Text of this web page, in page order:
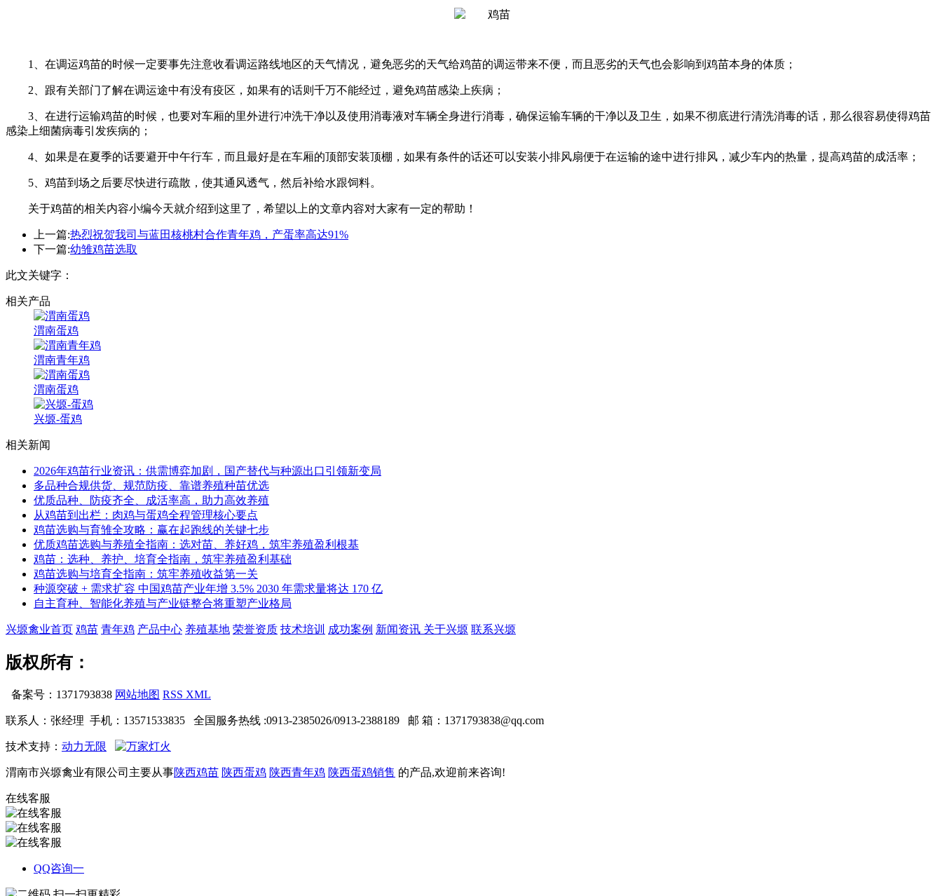
1、在调运鸡苗的时候一定要事先注意收看调运路线地区的天气情况，避免恶劣的天气给鸡苗的调运带来不便，而且恶劣的天气也会影响到鸡苗本身的体质；
2、跟有关部门了解在调运途中有没有疫区，如果有的话则千万不能经过，避免鸡苗感染上疾病；
3、在进行运输鸡苗的时候，也要对车厢的里外进行冲洗干净以及使用消毒液对车辆全身进行消毒，确保运输车辆的干净以及卫生，如果不彻底进行清洗消毒的话，那么很容易使得鸡苗
感染上细菌病毒引发疾病的；
4、如果是在夏季的话要避开中午行车，而且最好是在车厢的顶部安装顶棚，如果有条件的话还可以安装小排风扇便于在运输的途中进行排风，减少车内的热量，提高鸡苗的成活率；
5、鸡苗到场之后要尽快进行疏散，使其通风透气，然后补给水跟饲料。
关于鸡苗的相关内容小编今天就介绍到这里了，希望以上的文章内容对大家有一定的帮助！
上一篇:热烈祝贺我司与蓝田核桃村合作青年鸡，产蛋率高达91%
下一篇:幼雏鸡苗选取
此文关键字：
相关产品
渭南蛋鸡
渭南青年鸡
渭南蛋鸡
兴塬-蛋鸡
相关新闻
2026年鸡苗行业资讯：供需博弈加剧，国产替代与种源出口引领新变局
多品种合规供货、规范防疫、靠谱养殖种苗优选
优质品种、防疫齐全、成活率高，助力高效养殖
从鸡苗到出栏：肉鸡与蛋鸡全程管理核心要点
鸡苗选购与育雏全攻略：赢在起跑线的关键七步
优质鸡苗选购与养殖全指南：选对苗、养好鸡，筑牢养殖盈利根基
鸡苗：选种、养护、培育全指南，筑牢养殖盈利基础
鸡苗选购与培育全指南：筑牢养殖收益第一关
种源突破 + 需求扩容 中国鸡苗产业年增 3.5% 2030 年需求量将达 170 亿
自主育种、智能化养殖与产业链整合将重塑产业格局
兴塬禽业首页 鸡苗 青年鸡 产品中心 养殖基地 荣誉资质 技术培训 成功案例 新闻资讯 关于兴塬 联系兴塬
版权所有：
备案号：1371793838 网站地图 RSS XML
联系人：张经理 手机：13571533835 全国服务热线 :0913-2385026/0913-2388189 邮 箱：1371793838@qq.com
技术支持： 动力无限
渭南市兴塬禽业有限公司主要从事陕西鸡苗 陕西蛋鸡 陕西青年鸡 陕西蛋鸡销售 的产品,欢迎前来咨询!
在线客服
QQ咨询一